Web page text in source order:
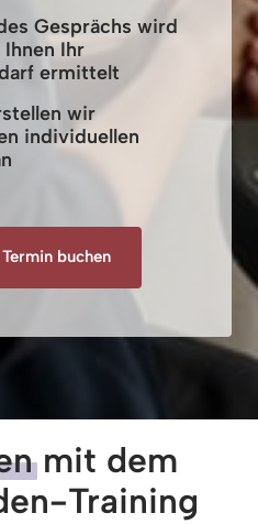
Gesprächs wird
Ihr
ermittelt
wir
individuellen
buchen
mit dem
Training